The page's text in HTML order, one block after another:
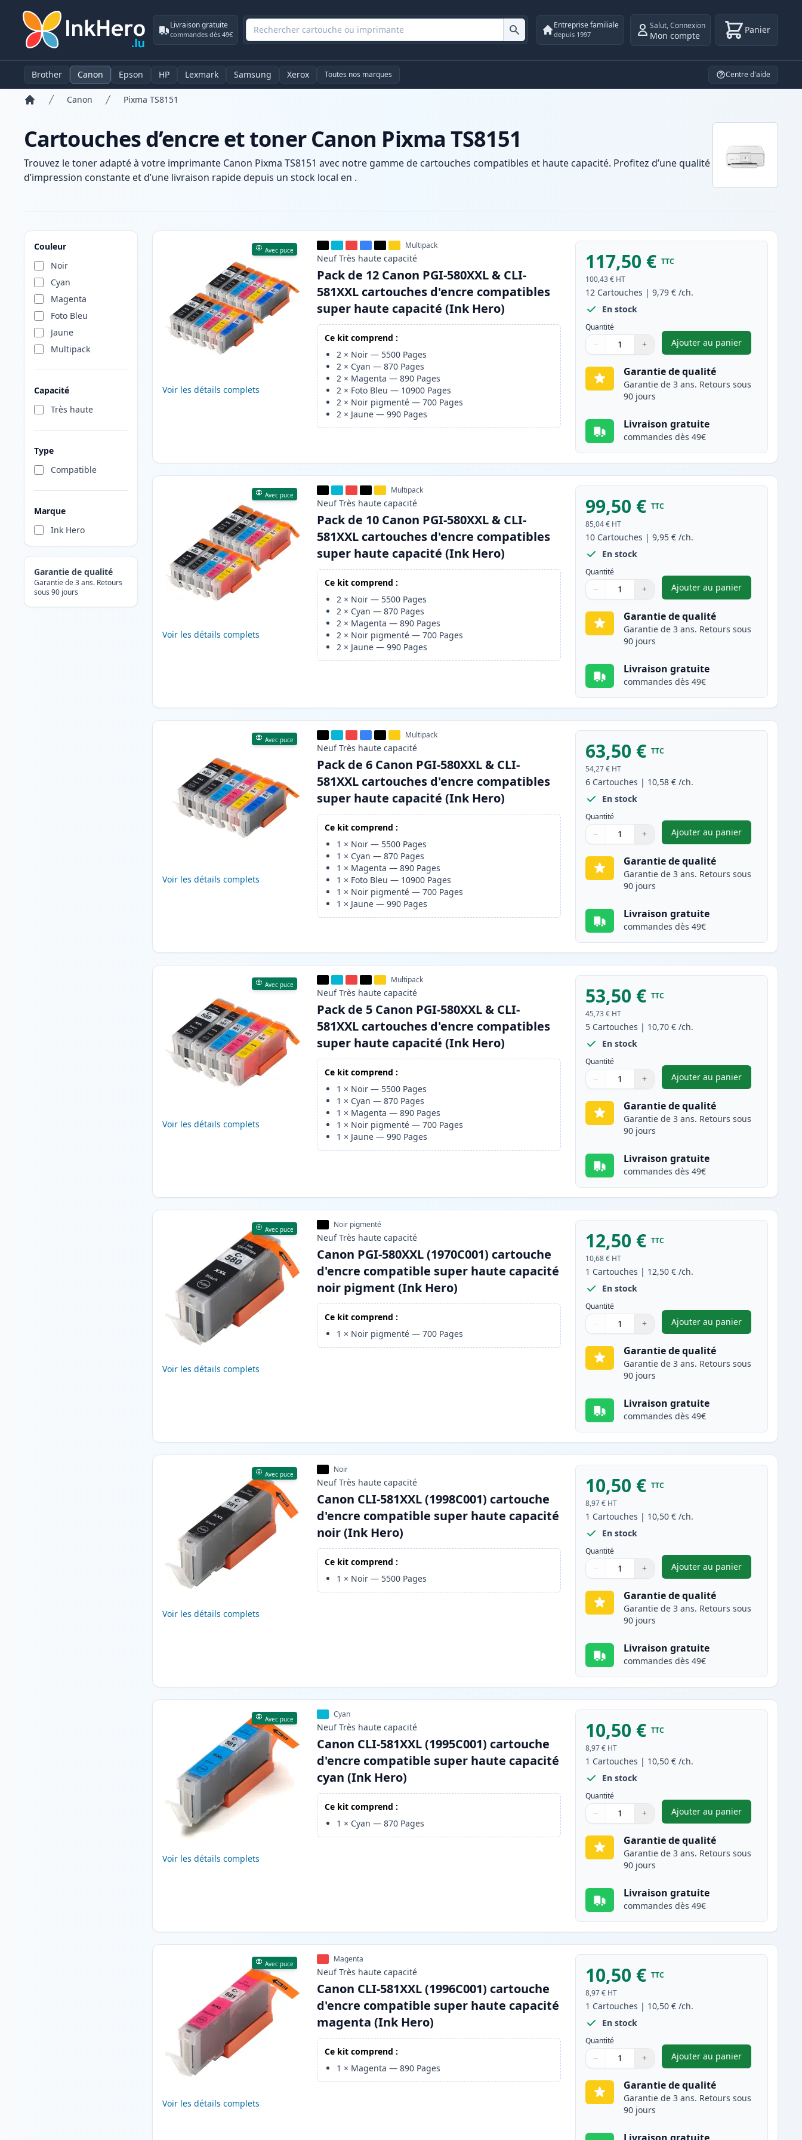
Livraison gratuite
commandes dès 49€
Entreprise familiale
depuis 1997
Salut,Connexion
Mon compte Panier
Brother Canon Epson HP Lexmark Samsung Xerox Toutes nos marques Centre d'aide
Canon Pixma TS8151
Cartouches d’encre et toner Canon Pixma TS8151
Trouvez le toner adapté à votre imprimante Canon Pixma TS8151 avec notre gamme de cartouches compatibles et haute capacité. Profitez d’une qualité
d’impression constante et d’une livraison rapide depuis un stock local en .
Couleur
Noir
Cyan
Magenta
Foto Bleu
Jaune
Multipack
Capacité
Très haute
Type
Compatible
Marque
Ink Hero
Garantie de qualité
Garantie de 3 ans. Retours
sous 90 jours
Produits
Avec puce
Voir les détails complets
Multipack
Neuf Très haute capacité
Pack de 12 Canon PGI-580XXL & CLI-
581XXL cartouches d'encre compatibles
super haute capacité (Ink Hero)
Ce kit comprend :
2 × Noir — 5500 Pages
2 × Cyan —870 Pages
2 × Magenta —890 Pages
2 × Foto Bleu — 10900 Pages
2 × Noir pigmenté —700 Pages
2 × Jaune —990 Pages
117,50 € TTC
100,43 € HT
12 Cartouches |9,79 € /ch.
En stock
Quantité
Quantité
Utilisez les boutons pour ajuster
− +
Quantité
Ajouter au panier
,Pack de 12 Canon
Garantie de qualité
Garantie de 3 ans. Retours sous
90 jours
Livraison gratuite
commandes dès 49€
Avec puce
Voir les détails complets
Multipack
Neuf Très haute capacité
Pack de 10 Canon PGI-580XXL & CLI-
581XXL cartouches d'encre compatibles
super haute capacité (Ink Hero)
Ce kit comprend :
2 × Noir — 5500 Pages
2 × Cyan —870 Pages
2 × Magenta —890 Pages
2 × Noir pigmenté —700 Pages
2 × Jaune —990 Pages
99,50 € TTC
85,04 € HT
10 Cartouches |9,95 € /ch.
En stock
Quantité
Quantité
Utilisez les boutons pour ajuster
− +
Quantité
Ajouter au panier
,Pack de 10 Canon
Garantie de qualité
Garantie de 3 ans. Retours sous
90 jours
Livraison gratuite
commandes dès 49€
Avec puce
Voir les détails complets
Multipack
Neuf Très haute capacité
Pack de 6 Canon PGI-580XXL & CLI-
581XXL cartouches d'encre compatibles
super haute capacité (Ink Hero)
Ce kit comprend :
1 × Noir — 5500 Pages
1 × Cyan —870 Pages
1 × Magenta —890 Pages
1 × Foto Bleu — 10900 Pages
1 × Noir pigmenté —700 Pages
1 × Jaune —990 Pages
63,50 € TTC
54,27 € HT
6 Cartouches | 10,58 € /ch.
En stock
Quantité
Quantité
Utilisez les boutons pour ajuster
− +
Quantité
Ajouter au panier
,Pack de 6 Canon PGI-
Garantie de qualité
Garantie de 3 ans. Retours sous
90 jours
Livraison gratuite
commandes dès 49€
Avec puce
Voir les détails complets
Multipack
Neuf Très haute capacité
Pack de 5 Canon PGI-580XXL & CLI-
581XXL cartouches d'encre compatibles
super haute capacité (Ink Hero)
Ce kit comprend :
1 × Noir — 5500 Pages
1 × Cyan —870 Pages
1 × Magenta —890 Pages
1 × Noir pigmenté —700 Pages
1 × Jaune —990 Pages
53,50 € TTC
45,73 € HT
5 Cartouches | 10,70 € /ch.
En stock
Quantité
Quantité
Utilisez les boutons pour ajuster
− +
Quantité
Ajouter au panier
,Pack de 5 Canon PGI-
Garantie de qualité
Garantie de 3 ans. Retours sous
90 jours
Livraison gratuite
commandes dès 49€
Avec puce
Voir les détails complets
Noir pigmenté
Neuf Très haute capacité
Canon PGI-580XXL (1970C001) cartouche
d'encre compatible super haute capacité
noir pigment (Ink Hero)
Ce kit comprend :
1 × Noir pigmenté —700 Pages
12,50 € TTC
10,68 € HT
1 Cartouches | 12,50 € /ch.
En stock
Quantité
Quantité
Utilisez les boutons pour ajuster
− +
Quantité
Ajouter au panier
,Canon PGI-580XXL
Garantie de qualité
Garantie de 3 ans. Retours sous
90 jours
Livraison gratuite
commandes dès 49€
Avec puce
Voir les détails complets
Noir
Neuf Très haute capacité
Canon CLI-581XXL (1998C001) cartouche
d'encre compatible super haute capacité
noir (Ink Hero)
Ce kit comprend :
1 × Noir — 5500 Pages
10,50 € TTC
8,97 € HT
1 Cartouches | 10,50 € /ch.
En stock
Quantité
Quantité
Utilisez les boutons pour ajuster
− +
Quantité
Ajouter au panier
,Canon CLI-581XXL
Garantie de qualité
Garantie de 3 ans. Retours sous
90 jours
Livraison gratuite
commandes dès 49€
Avec puce
Voir les détails complets
Cyan
Neuf Très haute capacité
Canon CLI-581XXL (1995C001) cartouche
d'encre compatible super haute capacité
cyan (Ink Hero)
Ce kit comprend :
1 × Cyan —870 Pages
10,50 € TTC
8,97 € HT
1 Cartouches | 10,50 € /ch.
En stock
Quantité
Quantité
Utilisez les boutons pour ajuster
− +
Quantité
Ajouter au panier
,Canon CLI-581XXL
Garantie de qualité
Garantie de 3 ans. Retours sous
90 jours
Livraison gratuite
commandes dès 49€
Avec puce
Voir les détails complets
Magenta
Neuf Très haute capacité
Canon CLI-581XXL (1996C001) cartouche
d'encre compatible super haute capacité
magenta (Ink Hero)
Ce kit comprend :
1 × Magenta —890 Pages
10,50 € TTC
8,97 € HT
1 Cartouches | 10,50 € /ch.
En stock
Quantité
Quantité
Utilisez les boutons pour ajuster
− +
Quantité
Ajouter au panier
,Canon CLI-581XXL
Garantie de qualité
Garantie de 3 ans. Retours sous
90 jours